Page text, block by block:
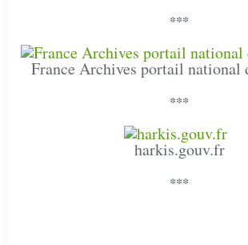
***
France Archives portail national
***
harkis.gouv.fr
***